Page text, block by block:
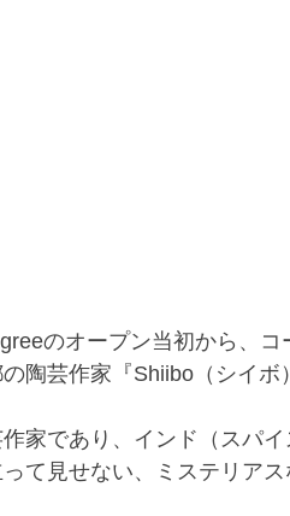
のオープン当初から、
陶芸作家『Shiibo（シイボ
作家であり、インド（スパ
て見せない、ミステリア